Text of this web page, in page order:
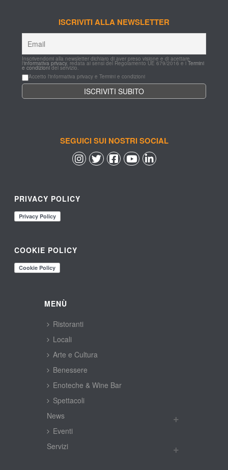
ISCRIVITI ALLA NEWSLETTER
Inscrivendomi alla newsletter dichiaro di aver preso visione e di acettare
l'informativa privacy, redata ai sensi del Regolamento UE 679/2016 e i Termini
e condizioni del servizio.
Accetto l'informativa privacy e Termini e condizioni
SEGUICI SUI NOSTRI SOCIAL
PRIVACY POLICY
COOKIE POLICY
MENÙ
Ristoranti
Locali
Arte e Cultura
Benessere
Enoteche & Wine Bar
Spettacoli
New
Eventi
Servizi